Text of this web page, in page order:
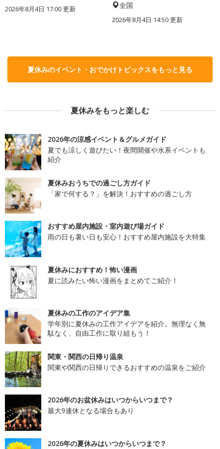
2026年8月4日 17:00更新 全国
2026年8月4日 14:50更新
夏休みのイベント・おでかけトピックスをもっと見る
夏休みをもっと楽しむ
2026年の涼感イベント＆グルメガイド
夏でも涼しく遊びたい！夜間開催や水系イベントも
紹介
夏休みおうちでの過ごし方ガイド
「家で何する？」を解決！おすすめの過ごし方
おすすめ屋内施設・室内遊び場ガイド
雨の日も暑い日も安心！おすすめ屋内施設を大特集
夏休みにおすすめ！怖い漫画
夏に読みたい怖い漫画をまとめてご紹介！
夏休みの工作のアイデア集
学年別に夏休みの工作アイデアを紹介。無理なく無
駄なく、自由工作に取り組もう！
関東・関西の日帰り温泉
関東や関西の日帰りできるおすすめの温泉をご紹介
2026年のお盆休みはいつからいつまで？
最大9連休となる場合もあり
2026年の夏休みはいつからいつまで？